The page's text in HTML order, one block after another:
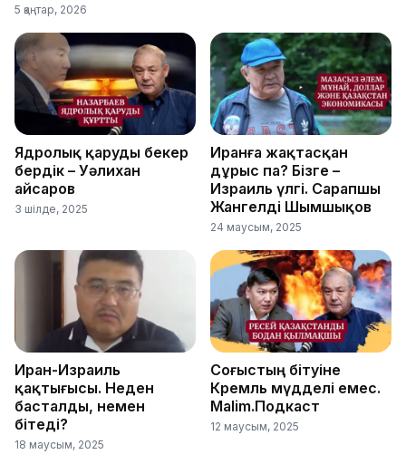
5 қаңтар, 2026
Ядролық қаруды бекер
бердік – Уәлихан
Қайсаров
3 шілде, 2025
Иранға жақтасқан
дұрыс па? Бізге –
Израиль үлгі. Сарапшы
Жангелді Шымшықов
24 маусым, 2025
Иран-Израиль
қақтығысы. Неден
басталды, немен
бітеді?
18 маусым, 2025
Соғыстың бітуіне
Кремль мүдделі емес.
Malim.Подкаст
12 маусым, 2025